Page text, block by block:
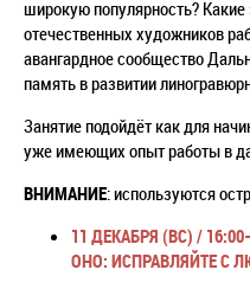
широкую популярность?
отечественных художников
авангардное сообщество
память в развитии
Занятие подойдёт как для
уже имеющих опыт работы в
ВНИМАНИЕ: используются
11 ДЕКАБРЯ (ВС) /
ОНО: ИСПРАВЛЯЙТЕ С